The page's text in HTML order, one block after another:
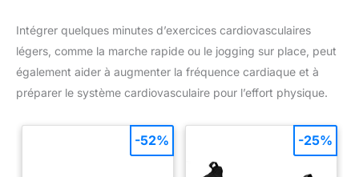
Intégrer quelques minutes d’exercices cardiovasculaires
légers, comme la marche rapide ou le jogging sur place, peut
également aider à augmenter la fréquence cardiaque et à
préparer le système cardiovasculaire pour l’effort physique.
-52% -25%